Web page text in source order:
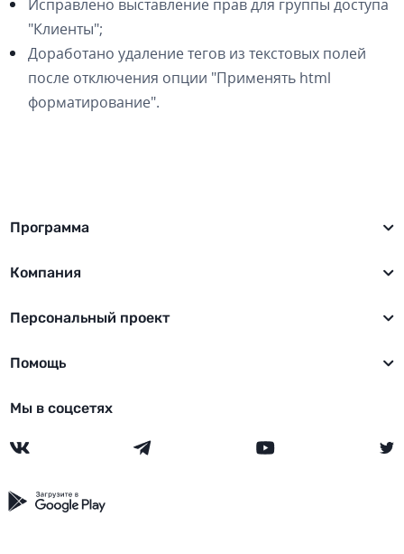
Исправлено выставление прав для группы доступа
"Клиенты";
Доработано удаление тегов из текстовых полей
после отключения опции "Применять html
форматирование".
Программа
Компания
Персональный проект
Помощь
Мы в соцсетях